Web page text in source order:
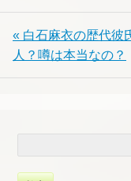
« 白石麻衣の歴代彼
人？噂は本当なの？